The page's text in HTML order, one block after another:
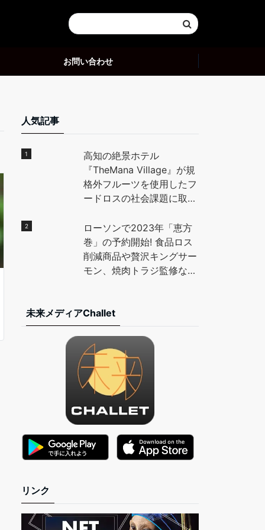
お問い合わせ
人気記事
高知の絶景ホテル
『TheMana Village』が規
格外フルーツを使用したフ
ードロスの社会課題に取り
夏」を使用したデザートを
地元高校生と開発し、全国
に魅力を発信。 – PR
TIMES
ローソンで2023年「恵方
巻」の予約開始! 食品ロス
削減商品や贅沢キングサー
モン、焼肉トラジ監修など
未来メディアChallet
リンク